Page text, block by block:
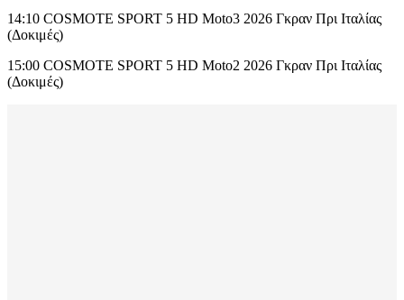
14:10 COSMOTE SPORT 5 HD Moto3 2026 Γκραν Πρι Ιταλίας
(Δοκιμές)
15:00 COSMOTE SPORT 5 HD Moto2 2026 Γκραν Πρι Ιταλίας
(Δοκιμές)